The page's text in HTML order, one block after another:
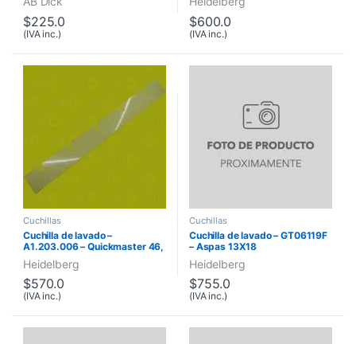
$225.0
(IVA inc.)
$600.0
(IVA inc.)
Cuchillas
Cuchilla de lavado –
A1.203.006 – Quickmaster 46,
Quickmaster DI
Heidelberg
$570.0
(IVA inc.)
Cuchillas
Cuchilla de lavado – GT06119F
– Aspas 13X18
Heidelberg
$755.0
(IVA inc.)